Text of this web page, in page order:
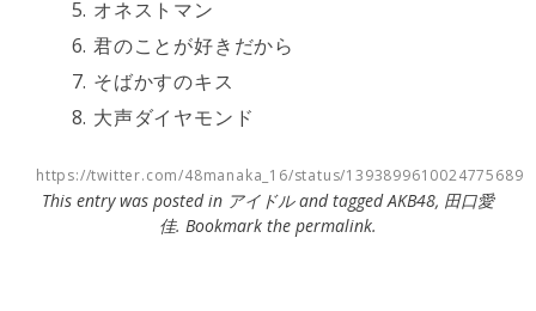
オネストマン
君のことが好きだから
そばかすのキス
大声ダイヤモンド
https://twitter.com/48manaka_16/status/1393899610024775689
This entry was posted in アイドルand taggedAKB48, 田口愛
佳. Bookmark the permalink.